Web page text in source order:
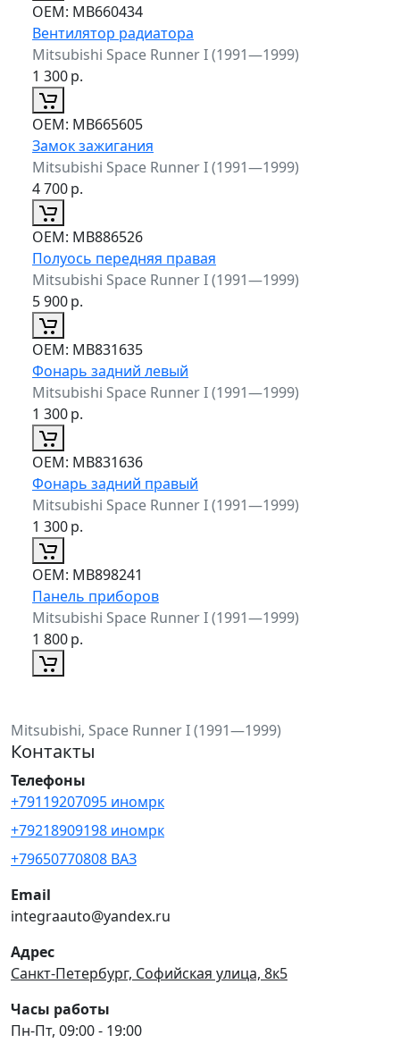
ОЕМ: MB660434
Вентилятор радиатора
Mitsubishi Space Runner I (1991—1999)
1 300р.
ОЕМ: MB665605
Замок зажигания
Mitsubishi Space Runner I (1991—1999)
4 700р.
ОЕМ: MB886526
Полуось передняя правая
Mitsubishi Space Runner I (1991—1999)
5 900р.
ОЕМ: MB831635
Фонарь задний левый
Mitsubishi Space Runner I (1991—1999)
1 300р.
ОЕМ: MB831636
Фонарь задний правый
Mitsubishi Space Runner I (1991—1999)
1 300р.
ОЕМ: MB898241
Панель приборов
Mitsubishi Space Runner I (1991—1999)
1 800р.
Mitsubishi, Space Runner I (1991—1999)
Контакты
Телефоны
+79119207095 иномрк
+79218909198 иномрк
+79650770808 ВАЗ
Email
integraauto@yandex.ru
Адрес
Санкт-Петербург, Софийская улица, 8к5
Часы работы
Пн-Пт, 09:00 - 19:00